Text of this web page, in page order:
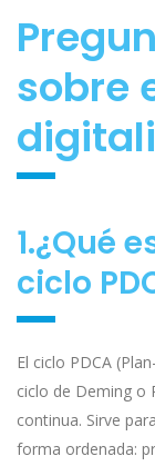
sobre
1.¿Qué
ciclo
El ciclo PDCA
ciclo de Deming o
continua. Sirve
forma ordenada: